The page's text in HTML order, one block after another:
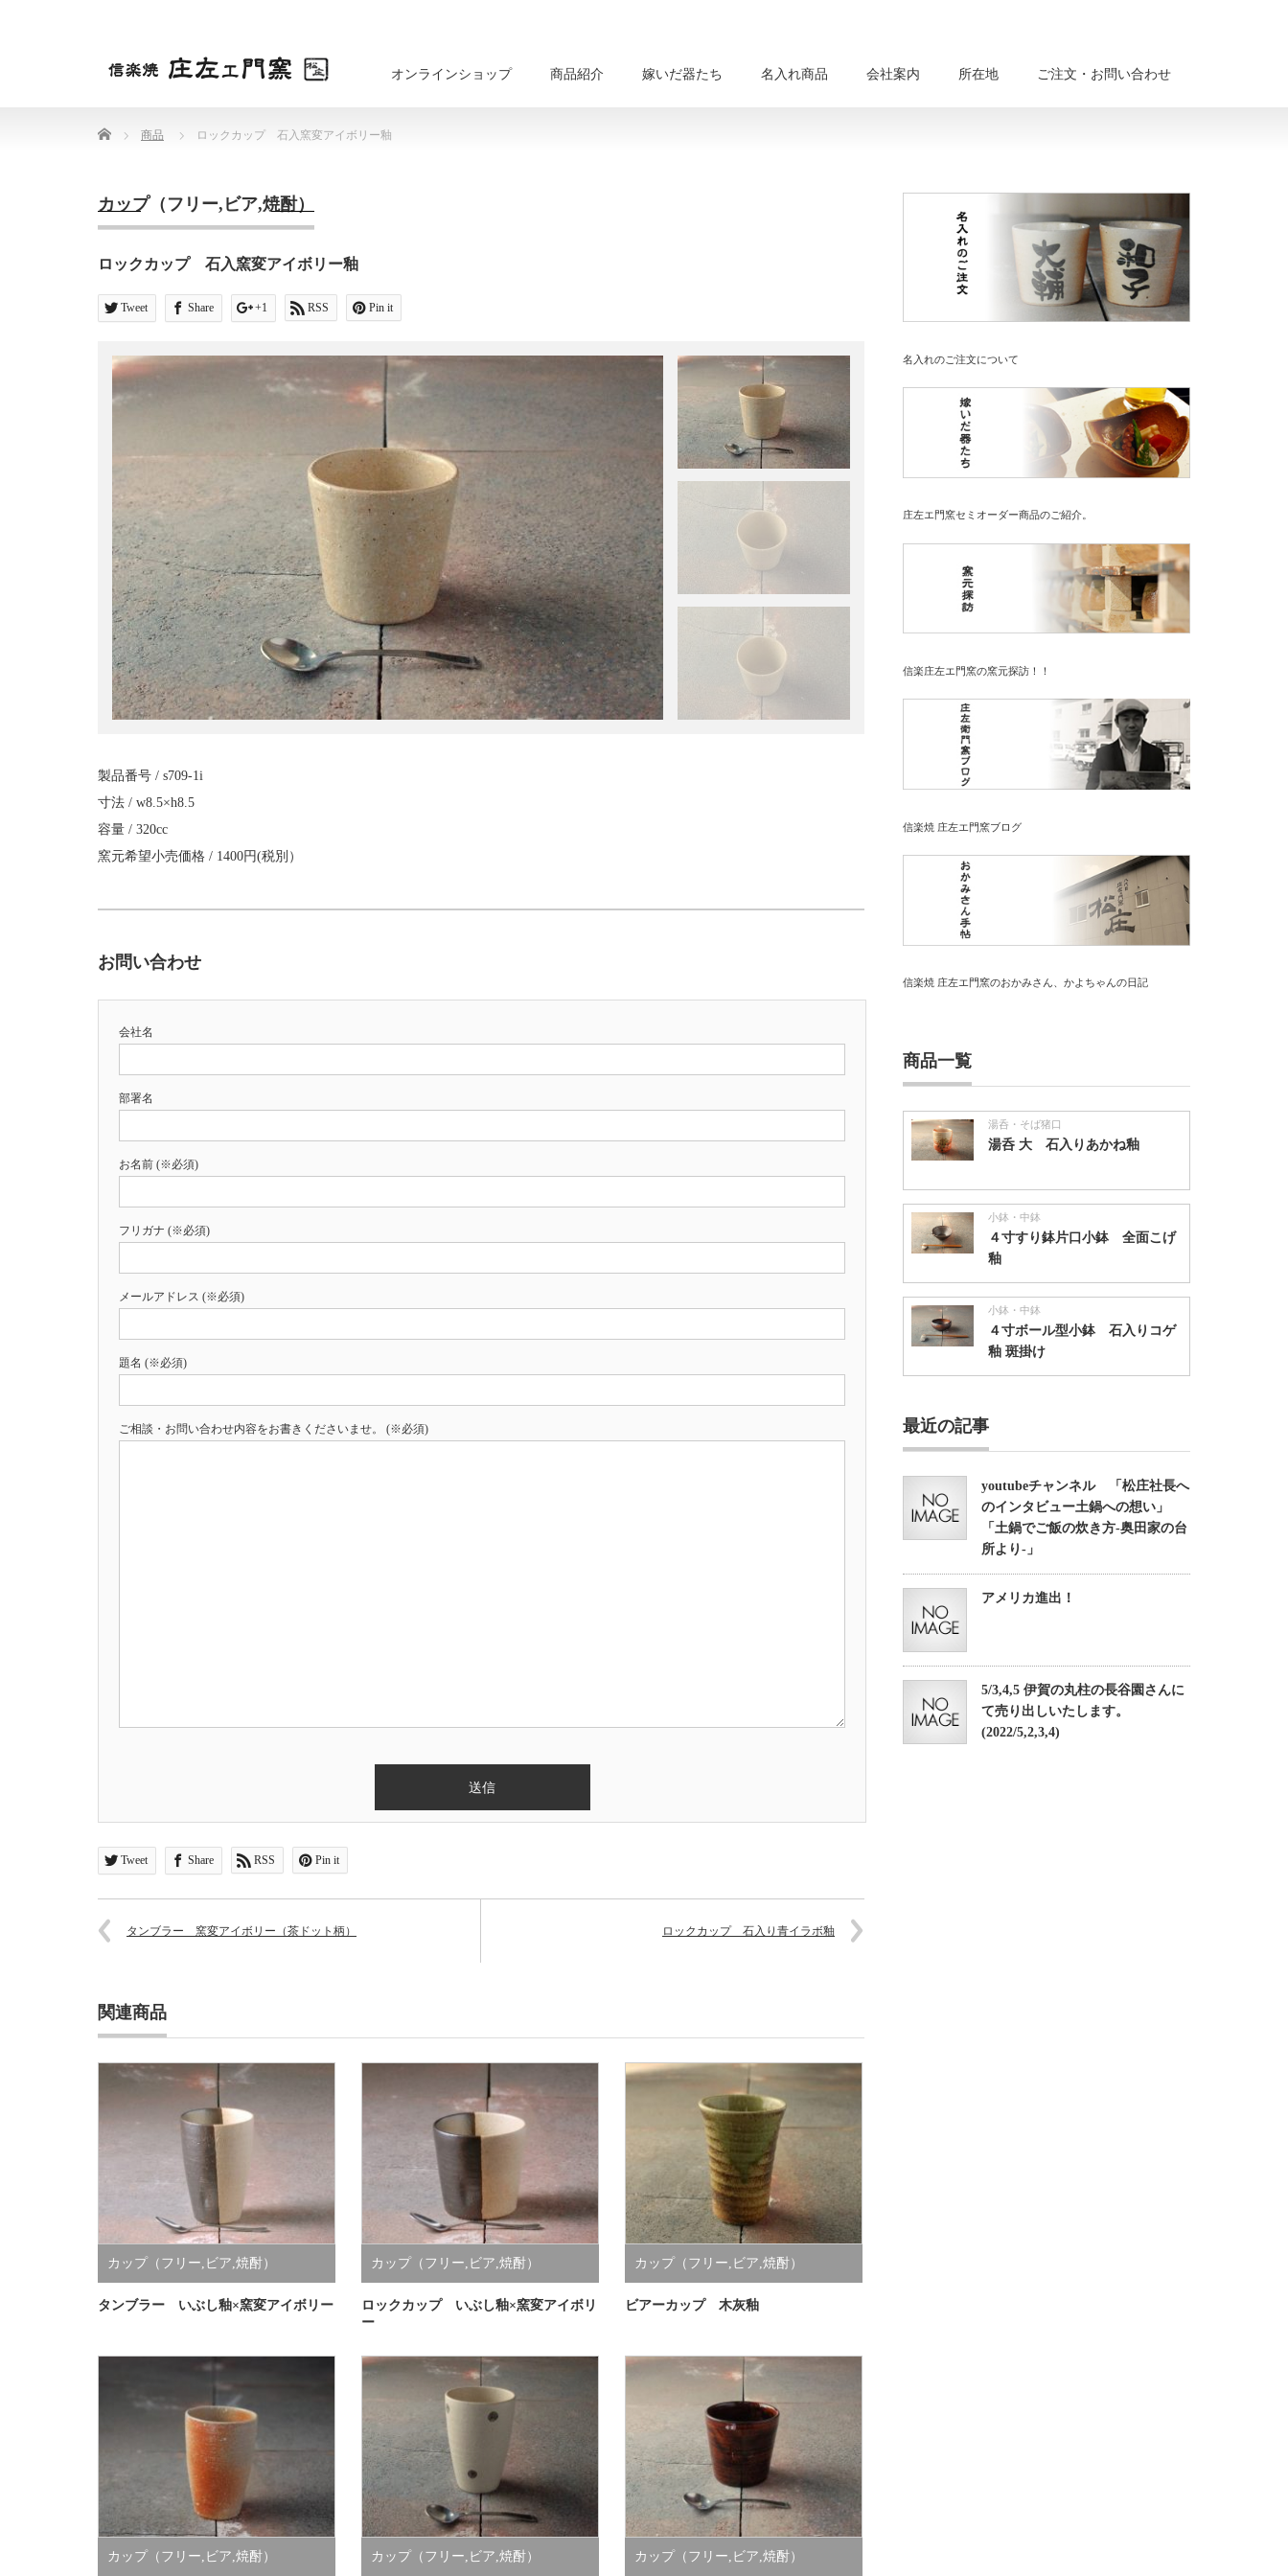
オンラインショップ 商品紹介 嫁いだ器たち 名入れ商品 会社案内 所在地 ご注文・お問い合わせ
Home 商品 ロックカップ 石入窯変アイボリー釉
カップ（フリー,ビア,焼酎）
ロックカップ 石入窯変アイボリー釉
Tweet Share +1 RSS Pin it
製品番号 / s709-1i
寸法 / w8.5×h8.5
容量 / 320cc
窯元希望小売価格 / 1400円(税別）
お問い合わせ
会社名
部署名
お名前 (※必須)
フリガナ (※必須)
メールアドレス (※必須)
題名 (※必須)
ご相談・お問い合わせ内容をお書きくださいませ。 (※必須)
Tweet Share RSS Pin it
タンブラー 窯変アイボリー（茶ドット柄） ロックカップ 石入り青イラボ釉
関連商品
カップ（フリー,ビア,焼酎）
タンブラー いぶし釉×窯変アイボリー
カップ（フリー,ビア,焼酎）
ロックカップ いぶし釉×窯変アイボリ
ー
カップ（フリー,ビア,焼酎）
ビアーカップ 木灰釉
カップ（フリー,ビア,焼酎） カップ（フリー,ビア,焼酎） カップ（フリー,ビア,焼酎）
名入れのご注文について
庄左エ門窯セミオーダー商品のご紹介。
信楽庄左エ門窯の窯元探訪！！
信楽焼 庄左エ門窯ブログ
信楽焼 庄左エ門窯のおかみさん、かよちゃんの日記
商品一覧
湯呑・そば猪口
湯呑 大 石入りあかね釉
小鉢・中鉢
４寸すり鉢片口小鉢 全面こげ
釉
小鉢・中鉢
４寸ボール型小鉢 石入りコゲ
釉 斑掛け
最近の記事
youtubeチャンネル 「松庄社長へ
のインタビュー土鍋への想い」
「土鍋でご飯の炊き方-奥田家の台
所より-」
アメリカ進出！
5/3,4,5 伊賀の丸柱の長谷園さんに
て売り出しいたします。
(2022/5,2,3,4)